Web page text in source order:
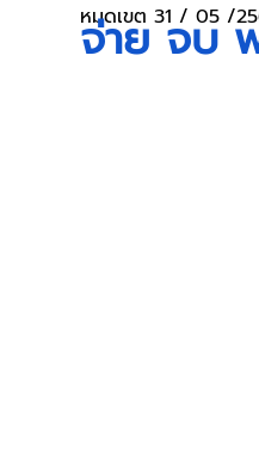
หมดเขต 31 / 05 /
จ่าย จบ